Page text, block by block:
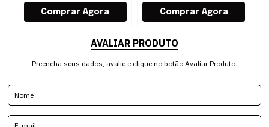
AVALIAR PRODUTO
Preencha seus dados, avalie e clique no botão Avaliar Produto.